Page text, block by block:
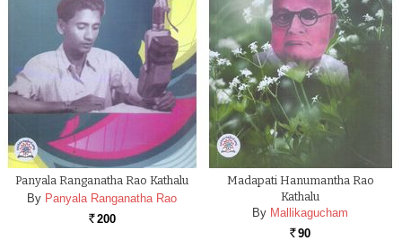
Panyala Ranganatha Rao Kathalu
By Panyala Ranganatha Rao
Rs. 200
Madapati Hanumantha Rao
Kathalu
By Mallikagucham
Rs. 90